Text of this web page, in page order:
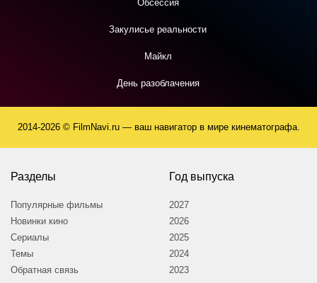
Обсессия
Закулисье реальности
Майкл
День разоблачения
2014-2026 © FilmNavi.ru — ваш навигатор в мире кинематографа.
Разделы
Популярные фильмы
Новинки кино
Сериалы
Темы
Обратная связь
Год выпуска
2027
2026
2025
2024
2023